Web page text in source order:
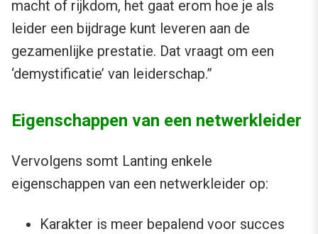
macht of rijkdom, het gaat erom hoe je als
leider een bijdrage kunt leveren aan de
gezamenlijke prestatie. Dat vraagt om een
‘demystificatie’ van leiderschap.”
Eigenschappen van een netwerkleider
Vervolgens somt Lanting enkele
eigenschappen van een netwerkleider op:
Karakter is meer bepalend voor succes